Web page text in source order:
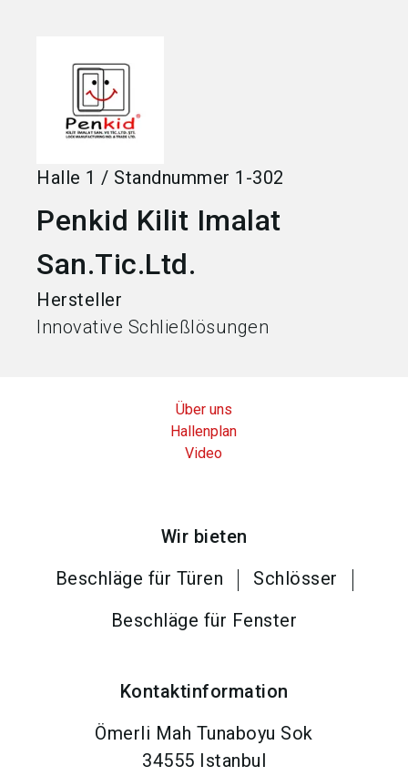
Halle 1 / Standnummer 1-302
Penkid Kilit Imalat
San.Tic.Ltd.
Hersteller
Innovative Schließlösungen
Über uns
Hallenplan
Video
Wir bieten
Beschläge für Türen
Schlösser
Beschläge für Fenster
Kontaktinformation
Ömerli Mah Tunaboyu Sok
34555 Istanbul